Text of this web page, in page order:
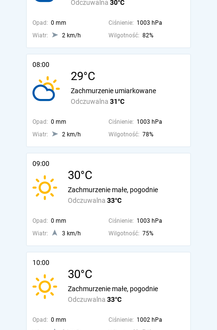
Odczuwalna 30°C
Opad: 0 mm Ciśnienie: 1003 hPa
Wiatr:
2 km/h Wilgotność: 82%
08:00
29°C
Odczuwalna 31°C
Zachmurzenie umiarkowane
Opad: 0 mm Ciśnienie: 1003 hPa
Wiatr:
2 km/h Wilgotność: 78%
09:00
30°C
Odczuwalna 33°C
Zachmurzenie małe, pogodnie
Opad: 0 mm Ciśnienie: 1003 hPa
Wiatr:
3 km/h Wilgotność: 75%
10:00
30°C
Odczuwalna 33°C
Zachmurzenie małe, pogodnie
Opad: 0 mm Ciśnienie: 1002 hPa